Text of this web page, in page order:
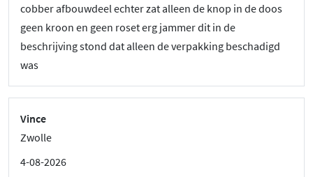
cobber afbouwdeel echter zat alleen de knop in de doos
geen kroon en geen roset erg jammer dit in de
beschrijving stond dat alleen de verpakking beschadigd
was
Vince
Zwolle
4-08-2026